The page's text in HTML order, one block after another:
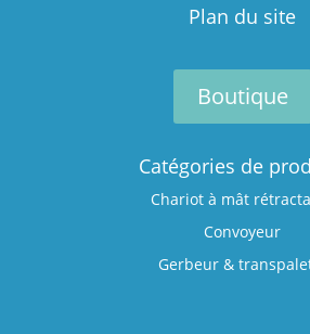
Plan du site
Boutique
Catégories de
Chariot à mât
Convoyeur
Gerbeur &